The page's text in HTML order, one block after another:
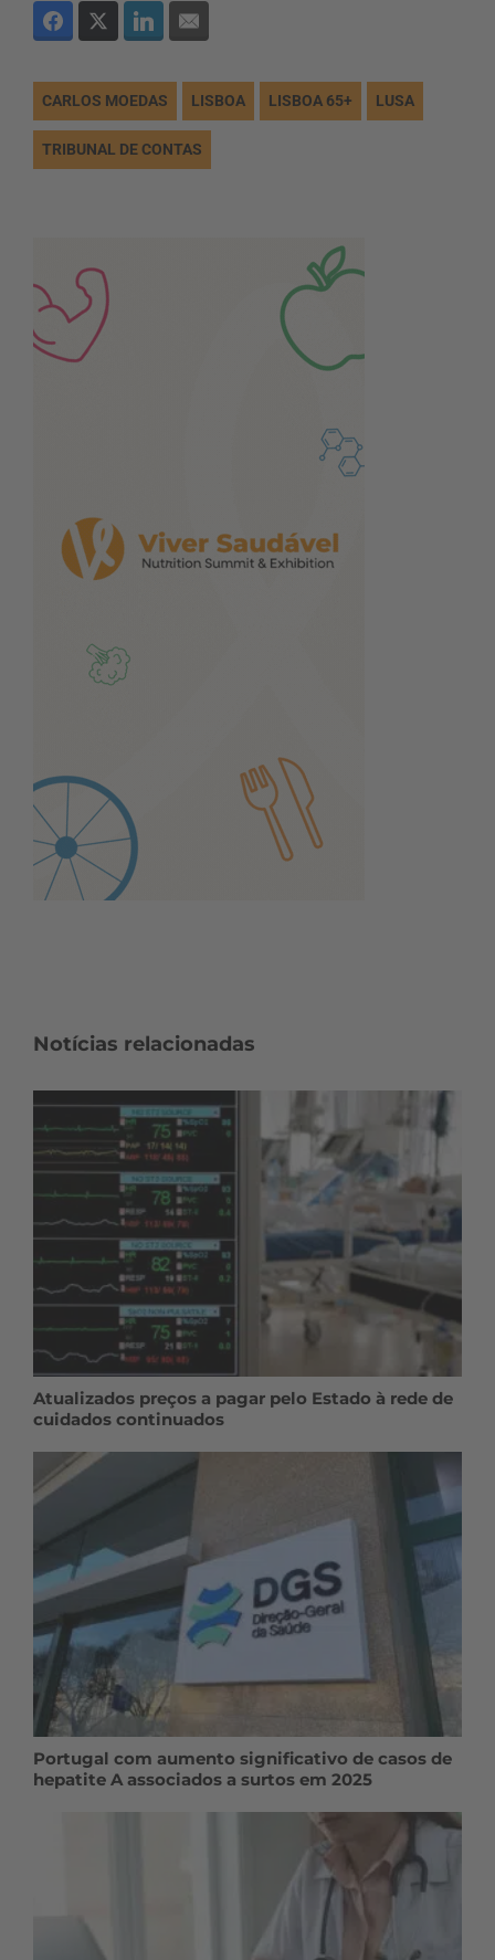
CARLOS MOEDAS LISBOA LISBOA 65+ LUSA
TRIBUNAL DE CONTAS
Notícias relacionadas
Atualizados preços a pagar pelo Estado à rede de
cuidados continuados
Portugal com aumento significativo de casos de
hepatite A associados a surtos em 2025